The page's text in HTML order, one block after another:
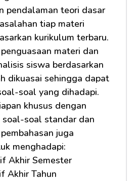
pendalaman teori dasar
tiap materi
kurikulum terbaru.
materi dan
siswa berdasarkan
dikuasai sehingga dapat
soal yang dihadapi.
soal standar dan
juga
menghadapi:
Akhir Semester
Akhir Tahun